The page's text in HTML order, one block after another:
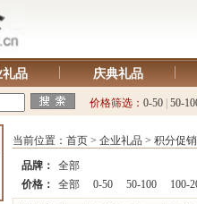
礼品 庆典礼品
价格筛选： 0-50 50-
当前位置： 首页 > 企业礼品 > 积分促销
品牌：
全部
价格：
全部 0-50 50-100 100-